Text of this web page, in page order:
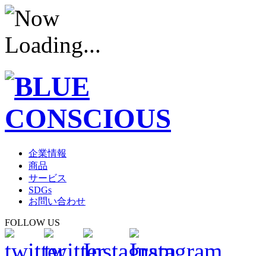
企業情報
商品
サービス
SDGs
お問い合わせ
FOLLOW US